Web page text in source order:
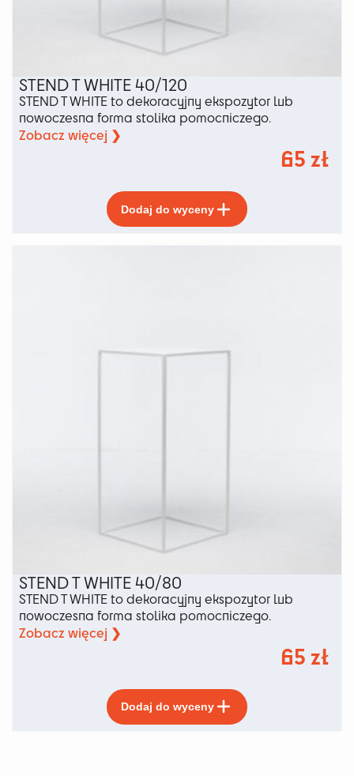
STEND T WHITE 40/120
STEND T WHITE to dekoracyjny ekspozytor lub
nowoczesna forma stolika pomocniczego.
Zobacz więcej ❯
65 zł
Dodaj do wyceny
produkt
ma
stronie
STEND T WHITE 40/80
STEND T WHITE to dekoracyjny ekspozytor lub
nowoczesna forma stolika pomocniczego.
Zobacz więcej ❯
65 zł
Dodaj do wyceny
produkt
ma